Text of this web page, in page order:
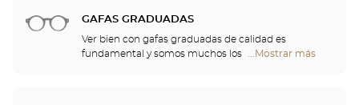
GAFAS GRADUADAS
Ver bien con gafas graduadas de calidad es
fundamental y somos muchos los que...Mostrar más
tiendas